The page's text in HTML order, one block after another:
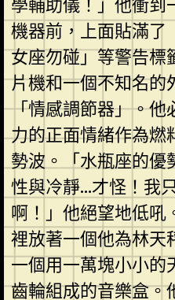
學輔助儀！」他衝到
機器前，上面貼滿了
女座勿碰」等警告標
片機和一個不知名的
「情感調節器」。他
力的正面情緒作為燃
勢波。「水瓶座的優
性與冷靜…才怪！我
啊！」他絕望地低吼
裡放著一個他為林天
一個用一萬塊小小的
齒輪組成的音樂盒。